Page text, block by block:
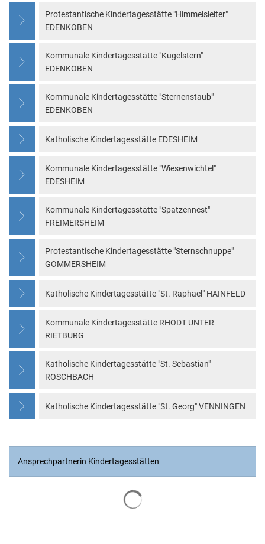
Protestantische Kindertagesstätte "Himmelsleiter"
EDENKOBEN
Kommunale Kindertagesstätte "Kugelstern"
EDENKOBEN
Kommunale Kindertagesstätte "Sternenstaub"
EDENKOBEN
Katholische Kindertagesstätte EDESHEIM
Kommunale Kindertagesstätte "Wiesenwichtel"
EDESHEIM
Kommunale Kindertagesstätte "Spatzennest"
FREIMERSHEIM
Protestantische Kindertagesstätte "Sternschnuppe"
GOMMERSHEIM
Katholische Kindertagesstätte "St. Raphael" HAINFELD
Kommunale Kindertagesstätte RHODT UNTER
RIETBURG
Katholische Kindertagesstätte "St. Sebastian"
ROSCHBACH
Katholische Kindertagesstätte "St. Georg" VENNINGEN
Ansprechpartnerin Kindertagesstätten